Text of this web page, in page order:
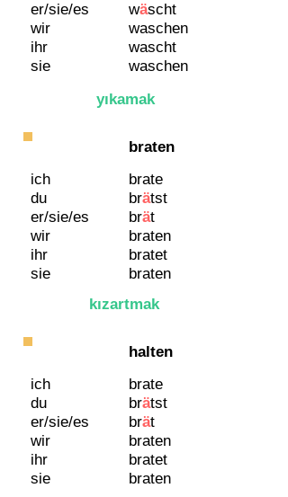
er/sie/es
wir
ihr
sie
wäscht
waschen
wascht
waschen
yıkamak
braten
ich
du
er/sie/es
wir
ihr
sie
brate
brätst
brät
braten
bratet
braten
kızartmak
halten
ich
du
er/sie/es
wir
ihr
sie
brate
brätst
brät
braten
bratet
braten